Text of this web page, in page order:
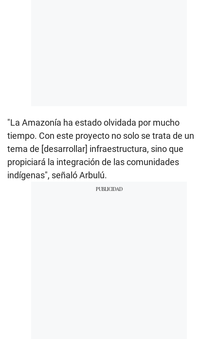
"La Amazonía ha estado olvidada por mucho
tiempo. Con este proyecto no solo se trata de un
tema de [desarrollar] infraestructura, sino que
propiciará la integración de las comunidades
indígenas", señaló Arbulú.